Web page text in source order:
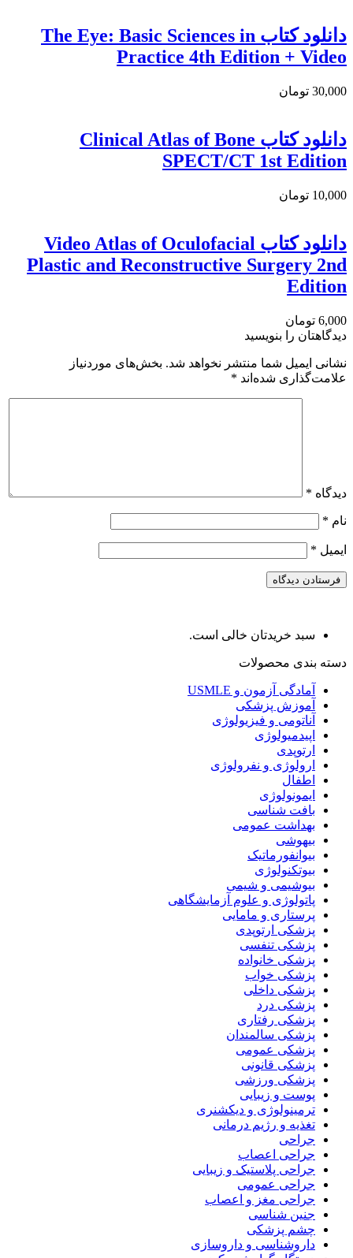
دانلود کتاب The Eye: Basic Sciences in
Practice 4th Edition + Video
30,000 تومان
دانلود کتاب Clinical Atlas of Bone
SPECT/CT 1st Edition
10,000 تومان
دانلود کتاب Video Atlas of Oculofacial
Plastic and Reconstructive Surgery 2nd
Edition
6,000 تومان
دیدگاهتان را بنویسید
نشانی ایمیل شما منتشر نخواهد شد. بخش‌های موردنیاز
علامت‌گذاری شده‌اند *
دیدگاه *
نام *
ایمیل *
سبد خریدتان خالی است.
دسته بندی محصولات
آمادگی آزمون و USMLE
آموزش پزشکی
آناتومی و فیزیولوژی
اپیدمیولوژی
ارتوپدی
ارولوژی و نفرولوژی
اطفال
ایمونولوژی
بافت شناسی
بهداشت عمومی
بیهوشی
بیوانفورماتیک
بیوتکنولوژی
بیوشیمی و شیمی
پاتولوژی و علوم آزمایشگاهی
پرستاری و مامایی
پزشکی ارتوپدی
پزشکی تنفسی
پزشکی خانواده
پزشکی خواب
پزشکی داخلی
پزشکی درد
پزشکی رفتاری
پزشکی سالمندان
پزشکی عمومی
پزشکی قانونی
پزشکی ورزشی
پوست و زیبایی
ترمینولوژی و دیکشنری
تغذیه و رژیم درمانی
جراحی
جراحی اعصاب
جراحی پلاستیک و زیبایی
جراحی عمومی
جراحی مغز و اعصاب
جنین شناسی
چشم پزشکی
داروشناسی و داروسازی